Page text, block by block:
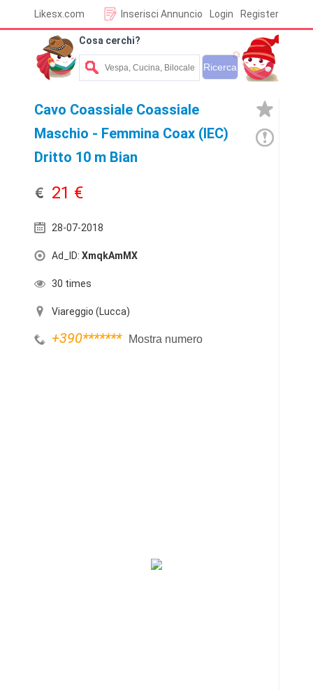
Likesx.com Login Register
Inserisci Annuncio
Cosa cerchi?
Cavo Coassiale Coassiale
Maschio - Femmina Coax (IEC)
Dritto 10 m Bian
21 €
28-07-2018
Ad_ID: XmqkAmMX
30 times
Viareggio (Lucca)
+390******* Mostra numero